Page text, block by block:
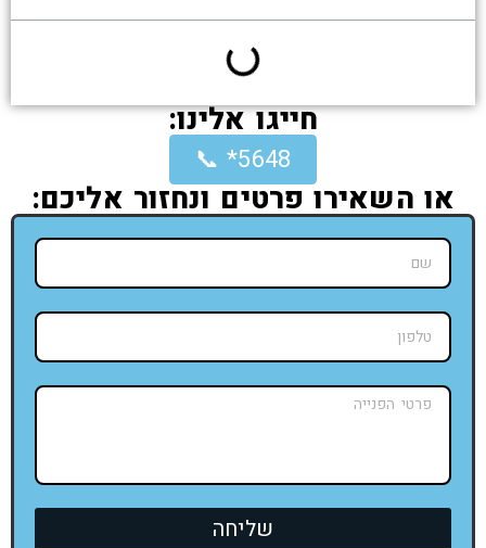
חייגו אלינו:
5648* 📞
או השאירו פרטים ונחזור אליכם:
שליחה